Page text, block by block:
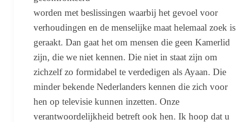
worden met beslissingen waarbij het gevoel voor
verhoudingen en de menselijke maat helemaal zoek is
geraakt. Dan gaat het om mensen die geen Kamerlid
zijn, die we niet kennen. Die niet in staat zijn om
zichzelf zo formidabel te verdedigen als Ayaan. Die
minder bekende Nederlanders kennen die zich voor
hen op televisie kunnen inzetten. Onze
verantwoordelijkheid betreft ook hen. Ik hoop dat u